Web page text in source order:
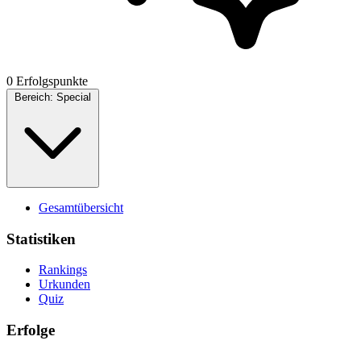
0 Erfolgspunkte
Bereich: Special
Gesamtübersicht
Statistiken
Rankings
Urkunden
Quiz
Erfolge